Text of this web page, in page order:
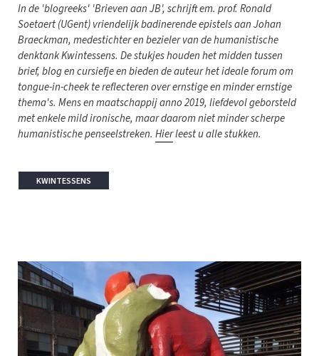
In de 'blogreeks' 'Brieven aan JB', schrijft em. prof. Ronald
Soetaert (UGent) vriendelijk badinerende epistels aan Johan
Braeckman, medestichter en bezieler van de humanistische
denktank Kwintessens. De stukjes houden het midden tussen
brief, blog en cursiefje en bieden de auteur het ideale forum om
tongue-in-cheek te reflecteren over ernstige en minder ernstige
thema's. Mens en maatschappij anno 2019, liefdevol geborsteld
met enkele mild ironische, maar daarom niet minder scherpe
humanistische penseelstreken. Hierleest u alle stukken.
KWINTESSENS